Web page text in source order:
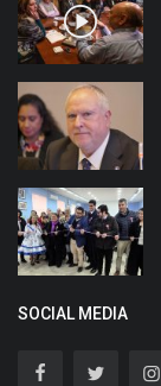
SOCIAL MEDIA